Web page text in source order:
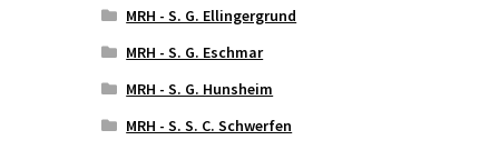
MRH - S. G. Ellingergrund
MRH - S. G. Eschmar
MRH - S. G. Hunsheim
MRH - S. S. C. Schwerfen